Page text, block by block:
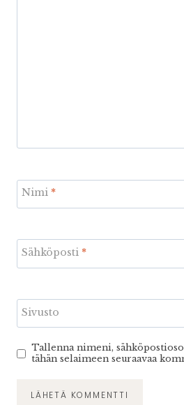
Nimi *
Sähköposti *
Sivusto
Tallenna nimeni,
tähän selaimeen seuraavaa